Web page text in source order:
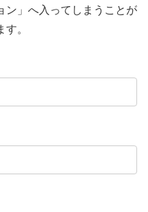
ン」へ入ってしまうことが
。